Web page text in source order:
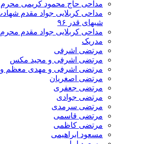
مداحی حاج محمود کریمی محرم ۹۶
مداحی کربلایی جواد مقدم
شبهای قدر ۹۶
مداحی کربلایی جواد مقدم محرم ۹۶
مدریک
مرتضی اشرفی
مرتضی اشرفی و مجید مکس
مرتضی اشرفی و مهدی معظم
مرتضی اصغریان
مرتضی جعفری
مرتضی جوادی
مرتضی سرمدی
مرتضی قاسمی
مرتضی کاظمی
مسعود ابراهیمی